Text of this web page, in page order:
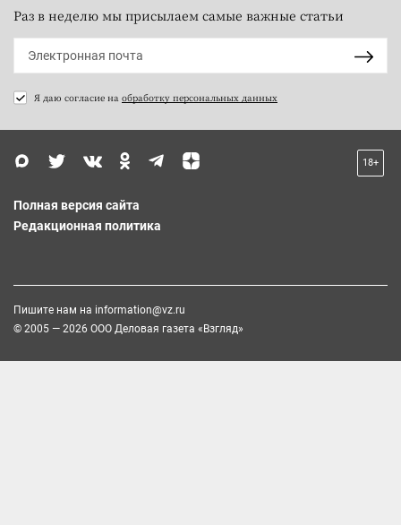
Раз в неделю мы присылаем самые важные статьи
Я даю согласие на обработку персональных данных
18+
Полная версия сайта
Редакционная политика
Пишите нам на information@vz.ru
© 2005 — 2026 ООО Деловая газета «Взгляд»